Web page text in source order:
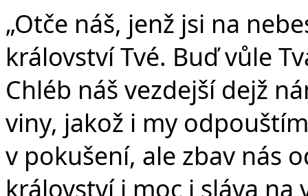
„Otče náš, jenž jsi na
království Tvé. Buď vůle
Chléb náš vezdejší dejž
viny, jakož i my
v pokušení, ale zbav nás
království i moc i sláva na